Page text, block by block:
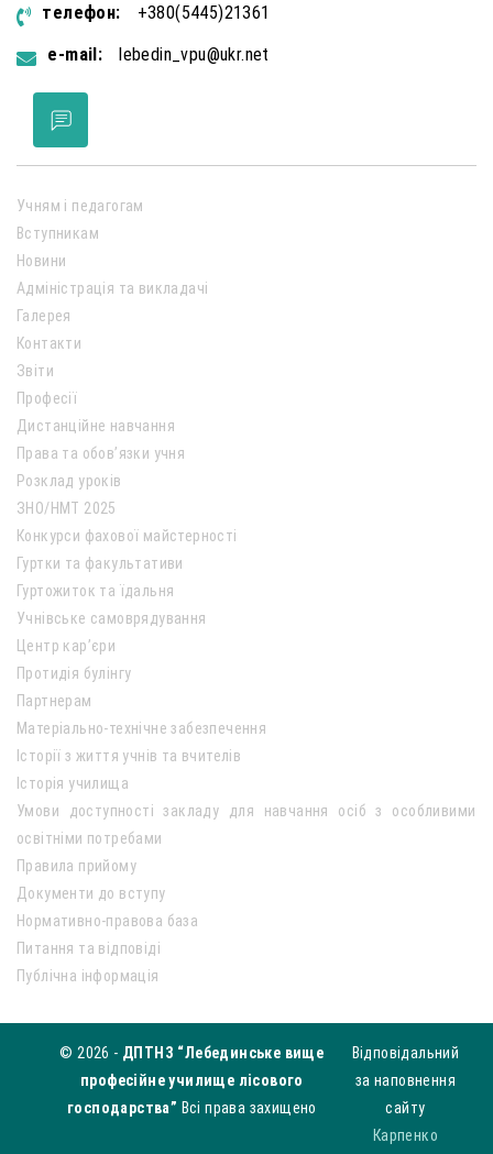
телефон:
+380(5445)21361
e-mail:
lebedin_vpu@ukr.net
Учням і педагогам
Вступникам
Новини
Адміністрація та викладачі
Галерея
Контакти
Звіти
Професії
Дистанційне навчання
Права та обов’язки учня
Розклад уроків
ЗНО/НМТ 2025
Конкурси фахової майстерності
Гуртки та факультативи
Гуртожиток та їдальня
Учнівське самоврядування
Центр кар’єри
Протидія булінгу
Партнерам
Матеріально-технічне забезпечення
Історії з життя учнів та вчителів
Історія училища
Умови доступності закладу для навчання осіб з особливими
освітніми потребами
Правила прийому
Документи до вступу
Нормативно-правова база
Питання та відповіді
Публічна інформація
© 2026 - ДПТНЗ “Лебединське вище
професійне училище лісового
господарства” Всі права захищено
Відповідальний
за наповнення
сайту
Карпенко